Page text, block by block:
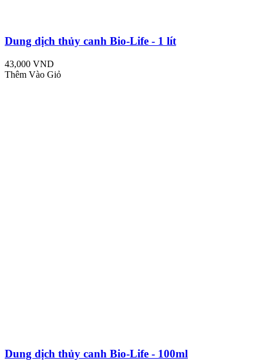
Dung dịch thủy canh Bio-Life - 1 lít
43,000 VND
Thêm Vào Giỏ
Dung dịch thủy canh Bio-Life - 100ml